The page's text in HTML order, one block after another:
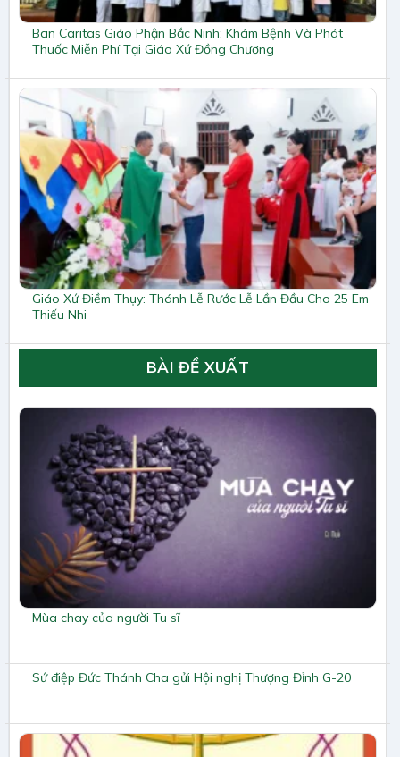
Ban Caritas Giáo Phận Bắc Ninh: Khám Bệnh Và Phát
Thuốc Miễn Phí Tại Giáo Xứ Đồng Chương
Giáo Xứ Điềm Thụy: Thánh Lễ Rước Lễ Lần Đầu Cho 25 Em
Thiếu Nhi
BÀI ĐỀ XUẤT
Mùa chay của người Tu sĩ
Sứ điệp Đức Thánh Cha gửi Hội nghị Thượng Đỉnh G-20